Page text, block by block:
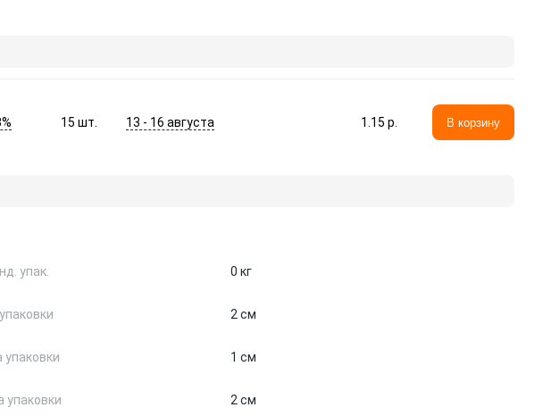
15шт. 13 - 16 августа 1.15 p. В корзину
упак. 0 кг
2 см
упаковки 1 см
упаковки 2 см